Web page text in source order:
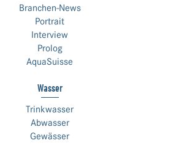
Branchen-News
Portrait
Interview
Prolog
AquaSuisse
Wasser
Trinkwasser
Abwasser
Gewässer